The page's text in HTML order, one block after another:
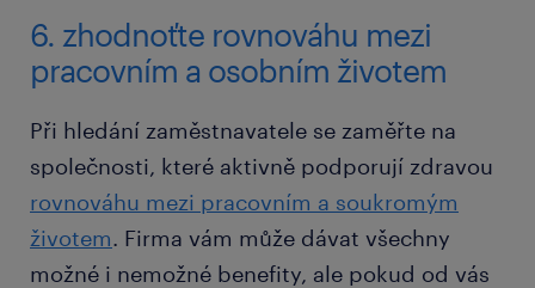
6. zhodnoťte rovnováhu mezi
pracovním a osobním životem
Při hledání zaměstnavatele se zaměřte na
společnosti, které aktivně podporují zdravou
rovnováhu mezi pracovním a soukromým
životem. Firma vám může dávat všechny
možné i nemožné benefity, ale pokud od vás